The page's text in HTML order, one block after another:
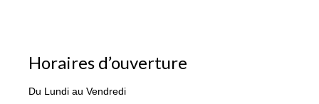
Horaires d’ouverture
Du Lundi au Vendredi